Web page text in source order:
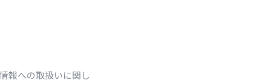
報への取扱いに関し